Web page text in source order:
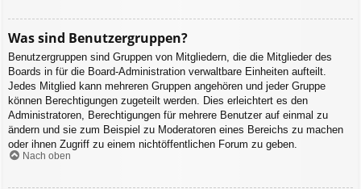
Was sind Benutzergruppen?
Benutzergruppen sind Gruppen von Mitgliedern, die die Mitglieder des
Boards in für die Board-Administration verwaltbare Einheiten aufteilt.
Jedes Mitglied kann mehreren Gruppen angehören und jeder Gruppe
können Berechtigungen zugeteilt werden. Dies erleichtert es den
Administratoren, Berechtigungen für mehrere Benutzer auf einmal zu
ändern und sie zum Beispiel zu Moderatoren eines Bereichs zu machen
oder ihnen Zugriff zu einem nichtöffentlichen Forum zu geben.
Nach oben